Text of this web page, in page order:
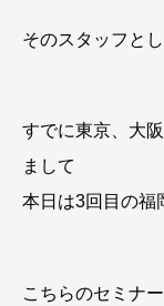
そのスタッフと
すでに東京、大
まして
本日は3回目の福
こちらのセミナ